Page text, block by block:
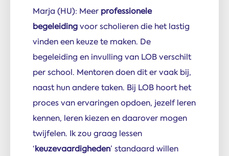
Marja (HU): Meer professionele
begeleidingvoor scholieren die het lastig
vinden een keuze te maken. De
begeleiding en invulling van LOB verschilt
per school. Mentoren doen dit er vaak bij,
naast hun andere taken. Bij LOB hoort het
proces van ervaringen opdoen, jezelf leren
kennen, leren kiezen en daarover mogen
twijfelen. Ik zou graag lessen
‘keuzevaardigheden’ standaard willen